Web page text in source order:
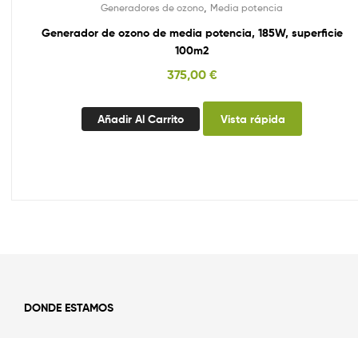
Generadores de ozono Media potencia
Generador de ozono de media potencia, 185W, superficie
100m2
375,00 €
Añadir Al Carrito Vista rápida
DONDE ESTAMOS